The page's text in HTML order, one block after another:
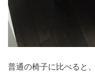
普通の椅子に比べると